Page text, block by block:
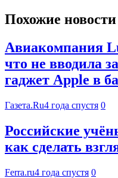
Похожие новости
Авиакомпания
что не вводила
гаджет Apple в
Газета.Ru4 года спустя 0
Российские
как сделать
Ferra.ru4 года спустя 0